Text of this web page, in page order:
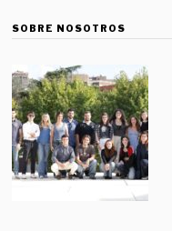
SOBRE NOSOTROS